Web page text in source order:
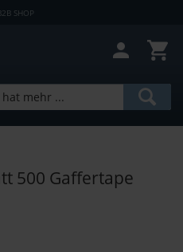
SHOP
500 Gaffertape